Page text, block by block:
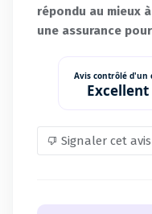
répondu au mieux
une assurance
Avis contrôlé d'un
Excellent
Signaler cet avis